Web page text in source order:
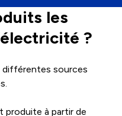
les
?
différentes sources
produite à partir de